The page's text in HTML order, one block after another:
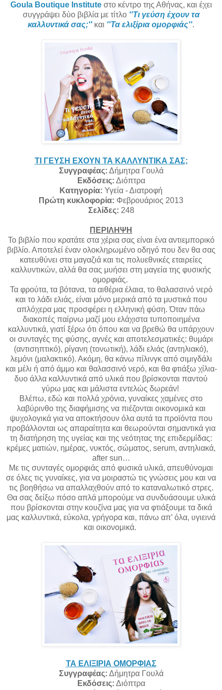
Goula Boutique Instituteστο κέντρο της Αθήνας, και έχει
συγγράψει δύο βιβλία με τίτλο ''Τι γεύση έχουν τα
καλλυντικά σας;'' και ''Τα ελιξίρια ομορφιάς''.
ΤΙ ΓΕΥΣΗ ΕΧΟΥΝ ΤΑ ΚΑΛΛΥΝΤΙΚΑ ΣΑΣ;
Συγγραφέας: Δήμητρα Γουλά
Εκδόσεις: Διόπτρα
Κατηγορία: Υγεία - Διατροφή
Πρώτη κυκλοφορία: Φεβρουάριος 2013
Σελίδες: 248
ΠΕΡΙΛΗΨΗ
Το βιβλίο που κρατάτε στα χέρια σας είναι ένα αντιεμπορικό
βιβλίο. Αποτελεί έναν ολοκληρωμένο οδηγό που δεν θα σας
κατευθύνει στα μαγαζιά και τις πολυεθνικές εταιρείες
καλλυντικών, αλλά θα σας μυήσει στη μαγεία της φυσικής
ομορφιάς.
Τα φρούτα, τα βότανα, τα αιθέρια έλαια, το θαλασσινό νερό
και το λάδι ελιάς, είναι μόνο μερικά από τα μυστικά που
απλόχερα μας προσφέρει η ελληνική φύση. Όταν πάω
διακοπές παίρνω μαζί μου ελάχιστα τυποποιημένα
καλλυντικά, γιατί ξέρω ότι όπου και να βρεθώ θα υπάρχουν
οι συνταγές της φύσης, αγνές και αποτελεσματικές: θυμάρι
(αντισηπτικό), ρίγανη (τονωτική), λάδι ελιάς (αντηλιακό),
λεμόνι (μαλακτικό). Ακόμη, θα κάνω πίλινγκ από σιμιγδάλι
και μέλι ή από άμμο και θαλασσινό νερό, και θα φτιάξω χίλια-
δυο άλλα καλλυντικά από υλικά που βρίσκονται παντού
γύρω μας και μάλιστα εντελώς δωρεάν!
Βλέπω, εδώ και πολλά χρόνια, γυναίκες χαμένες στο
λαβύρινθο της διαφήμισης να πιέζονται οικονομικά και
ψυχολογικά για να αποκτήσουν όλα αυτά τα προϊόντα που
προβάλλονται ως απαραίτητα και θεωρούνται σημαντικά για
τη διατήρηση της υγείας και της νεότητας της επιδερμίδας:
κρέμες ματιών, ημέρας, νυκτός, σώματος, serum, αντηλιακά,
after sun…
Με τις συνταγές ομορφιάς από φυσικά υλικά, απευθύνομαι
σε όλες τις γυναίκες, για να μοιραστώ τις γνώσεις μου και να
τις βοηθήσω να απαλλαχθούν από το καταναλωτικό στρες.
Θα σας δείξω πόσο απλά μπορούμε να συνδυάσουμε υλικά
που βρίσκονται στην κουζίνα μας για να φτιάξουμε τα δικά
μας καλλυντικά, εύκολα, γρήγορα και, πάνω απ’ όλα, υγιεινά
και οικονομικά.
ΤΑ ΕΛΙΞΙΡΙΑ ΟΜΟΡΦΙΑΣ
Συγγραφέας: Δήμητρα Γουλά
Εκδόσεις: Διόπτρα